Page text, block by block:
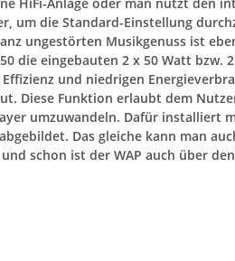
um die Standard-Einstellung
ungestörten Musikgenuss ist
die eingebauten 2 x 50 Watt
und niedrigen
Diese Funktion erlaubt dem
umzuwandeln. Dafür installiert
Das gleiche kann man
schon ist der WAP auch über